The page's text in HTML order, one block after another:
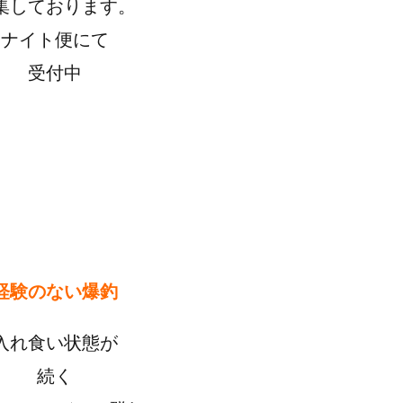
しております。
ナイト便にて
受付中
験のない爆釣
れ食い状態が
続く